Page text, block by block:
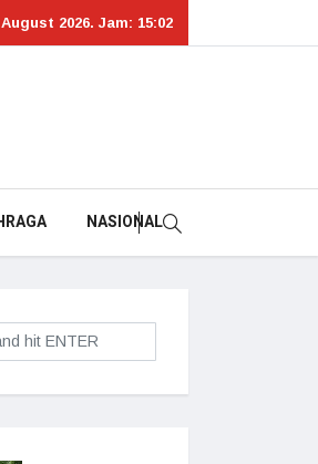
2026. Jam: 15:02
NASIONAL